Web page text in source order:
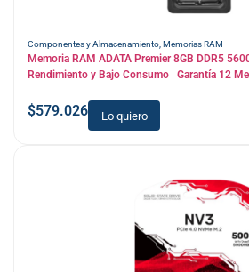
Componentes y Almacenamiento, Memorias RAM
Memoria RAM ADATA Premier 8GB DDR5
Rendimiento y Bajo Consumo | Garantía 12
$579.026 Lo quiero